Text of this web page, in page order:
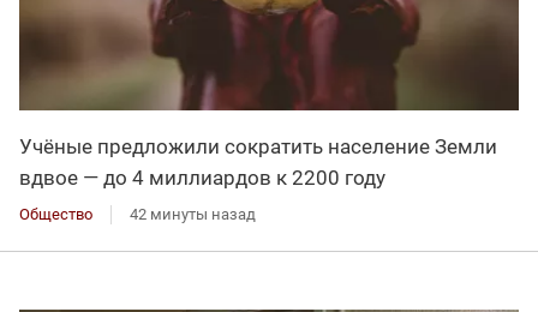
Учёные предложили сократить население Земли
вдвое — до 4 миллиардов к 2200 году
Общество 42 минуты назад